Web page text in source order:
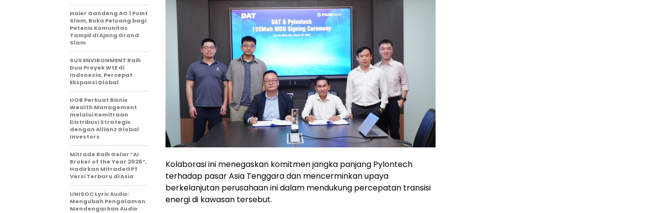
Kolaborasi ini menegaskan komitmen jangka panjang Pylontech
terhadap pasar Asia Tenggara dan mencerminkan upaya
berkelanjutan perusahaan ini dalam mendukung percepatan transisi
energi di kawasan tersebut.
Haier Gandeng AO 1 Point
Slam, Buka Peluang bagi
Petenis Komunitas
Tampil di Ajang Grand
Slam
SUS ENVIRONMENT Raih
Dua Proyek WtE di
Indonesia, Percepat
Ekspansi Global
UOB Perkuat Bisnis
Wealth Management
melalui Kemitraan
Distribusi Strategis
dengan Allianz Global
Investors
Mitrade Raih Gelar “AI
Broker of the Year 2026”,
Hadirkan MitradeGPT
Versi Terbaru di Asia
UNISOC Lyric Audio:
Mengubah Pengalaman
Mendengarkan Audio